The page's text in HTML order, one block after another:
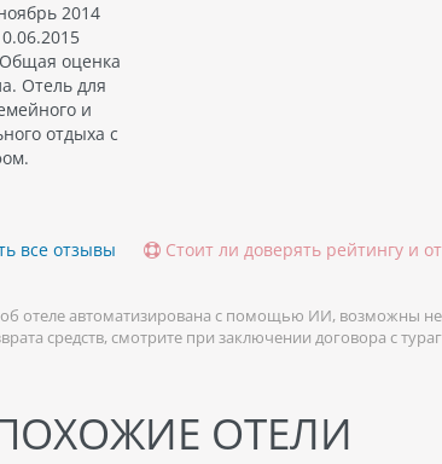
2014
оценка
Отель для
и
отдыха с
все отзывы Стоит ли доверять рейтингу и
отеле автоматизирована с помощью ИИ, возможны
средств, смотрите при заключении договора с
ОТЕЛИ